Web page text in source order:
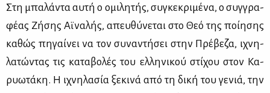
Στη μπα­λά­ντα αυ­τή ο ομι­λη­τής, συ­γκε­κρι­μέ­να, ο συγ­γρα­
φέ­ας Ζή­σης Αϊ­να­λής, απευ­θύ­νε­ται στο Θεό της ποί­η­σης
κα­θώς πη­γαί­νει να τον συ­να­ντή­σει στην Πρέ­βε­ζα, ιχνη­
λα­τώ­ντας τις κα­τα­βο­λές του ελ­λη­νι­κού στί­χου στον Κα­
ρυω­τά­κη. Η ιχνη­λα­σία ξε­κι­νά από τη δι­κή του γε­νιά, την